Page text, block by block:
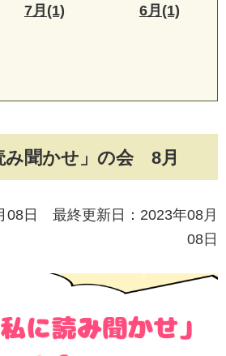
み聞かせ」の会 8月
08日 最終更新日：2023年08月
08日
7月(1) 6月(1)